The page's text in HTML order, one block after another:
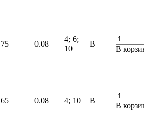
75 0.08
4; 6;
10
В
В
65 0.08 4; 10 В
В